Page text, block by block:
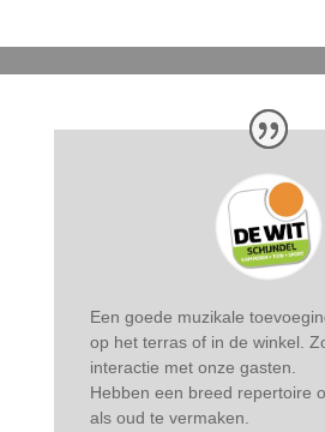
Een goede muzikale
op het terras of in de winkel.
interactie met onze gasten.
Hebben een breed repertoire
als oud te vermaken.